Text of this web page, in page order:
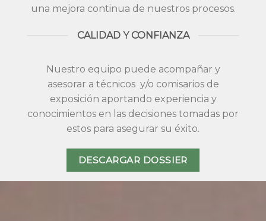
una mejora continua de nuestros procesos.
CALIDAD Y CONFIANZA
Nuestro equipo puede acompañar y
asesorar a técnicos y/o comisarios de
exposición aportando experiencia y
conocimientos en las decisiones tomadas por
estos para asegurar su éxito.
DESCARGAR DOSSIER